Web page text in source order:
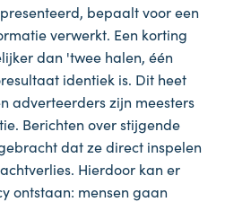
bepaalt voor een
verwerkt. Een korting
dan 'twee halen, één
identiek is. Dit heet
adverteerders zijn meesters
Berichten over stijgende
dat ze direct inspelen
Hierdoor kan er
ontstaan: mensen gaan